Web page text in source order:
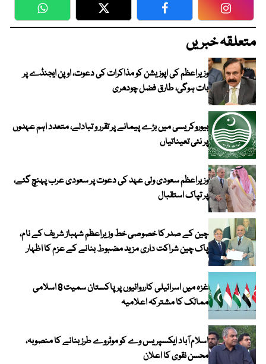
WhatsApp Twitter Facebook
متعلقہ خبریں
وزیراعظم کی اپوزیشن کو مذاکرات کی دعوت، اوپن ایجنڈے پر
بات ہوگی، طارق فضل چودھری
بیوروکریسی میں بڑے پیمانے پر تقرر و تبادلے، متعدد اہم عہدوں
پر نئی تعیناتیاں
وزیراعظم سعودی ولی عہد کی دعوت پر سعودی عرب پہنچ گئے،
پر تپاک استقبال
چین کے صدر کا خصوصی خط وزیراعظم شہباز شریف کے نام،
پاک چین شراکت داری مزید مضبوط بنانے کے عزم کا اظہار
غزہ میں اسرائیلی کارروائیوں پر پاکستان سمیت 8 اسلامی
ممالک کا مشترکہ اعلامیہ
اسلام آباد ایکسپریس وے کو موٹروے طرز بنانے کا منصوبہ،
محسن نقوی کا اعلان